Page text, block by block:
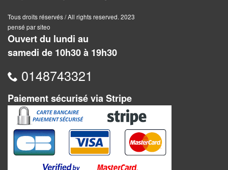
Cartes
traditionnelles
de
Dés
Maquettes
Dames
Chinoises
Tous droits réservés / All rights reserved. 2023
pensé par siteo
Ouvert du lundi au
samedi de 10h30 à 19h30
0148743321
Paiement sécurisé via Stripe